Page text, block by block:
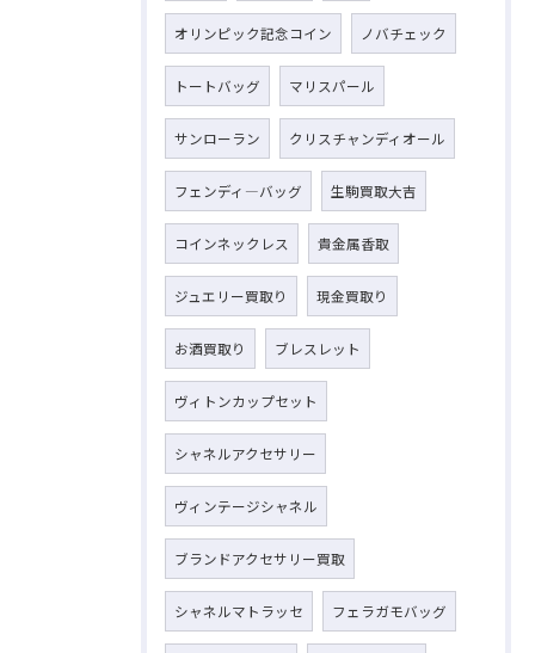
オリンピック記念コイン ノバチェック
トートバッグ マリスパール
サンローラン クリスチャンディオール
フェンディ―バッグ 生駒買取大吉
コインネックレス 貴金属香取
ジュエリー買取り 現金買取り
お酒買取り ブレスレット
ヴィトンカップセット
シャネルアクセサリー
ヴィンテージシャネル
ブランドアクセサリー買取
シャネルマトラッセ フェラガモバッグ